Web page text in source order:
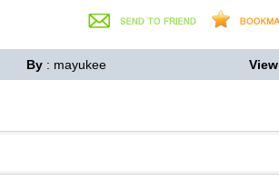
By : mayukee View